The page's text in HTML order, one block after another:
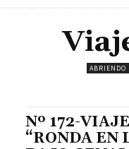
ABRIENDO
Nº 172-
“RONDA EN